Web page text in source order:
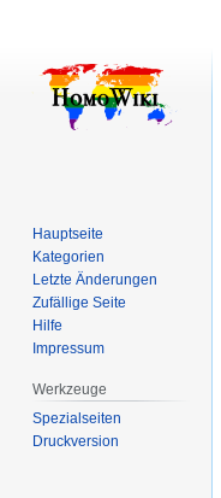
Hauptseite
Kategorien
Letzte Änderungen
Zufällige Seite
Hilfe
Impressum
Werkzeuge
Spezialseiten
Druckversion